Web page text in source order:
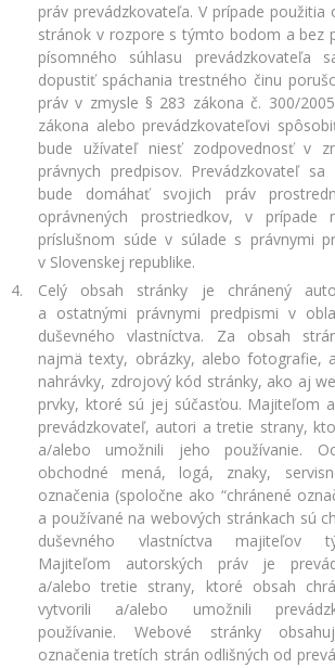
práv prevádzkovateľa. V prípade použitia
stránok v rozpore s týmto bodom a bez
písomného súhlasu prevádzkovateľa
dopustiť spáchania trestného činu
práv v zmysle § 283 zákona č. 300/
zákona alebo prevádzkovateľovi
bude užívateľ niesť zodpovednosť v
právnych predpisov. Prevádzkovateľ
bude domáhať svojich práv
oprávnených prostriedkov, v prípade
príslušnom súde v súlade s právnymi
v Slovenskej republike.
Celý obsah stránky je chránený
a ostatnými právnymi predpismi v
duševného vlastníctva. Za obsah
najmä texty, obrázky, alebo fotografie,
nahrávky, zdrojový kód stránky, ako aj
prvky, ktoré sú jej súčasťou. Majiteľom
prevádzkovateľ, autori a tretie strany,
a/alebo umožnili jeho používanie.
obchodné mená, logá, znaky,
označenia (spoločne ako “chránené
a používané na webových stránkach sú
duševného vlastníctva majiteľov
Majiteľom autorských práv je
a/alebo tretie strany, ktoré obsah
vytvorili a/alebo umožnili
používanie. Webové stránky
označenia tretích strán odlišných od